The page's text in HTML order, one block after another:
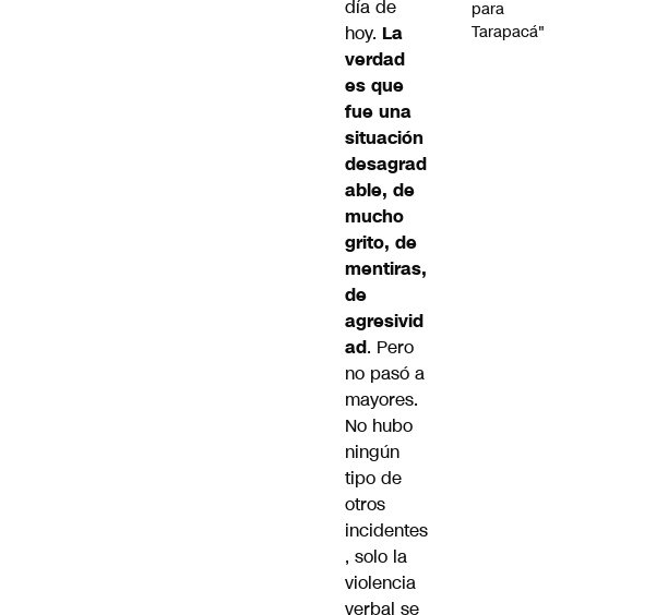
día de
hoy. La
verdad
es que
fue una
situación
desagrad
able, de
mucho
grito, de
mentiras,
de
agresivid
ad. Pero
no pasó a
mayores.
No hubo
ningún
tipo de
otros
incidentes
, solo la
violencia
verbal se
para
Tarapacá"